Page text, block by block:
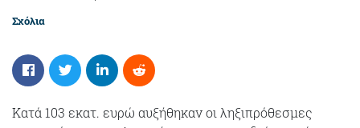
Σχόλια
Κατά 103 εκατ. ευρώ αυξήθηκαν οι ληξιπρόθεσμες